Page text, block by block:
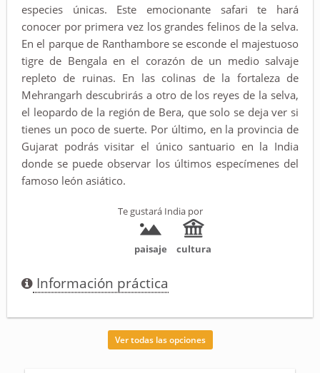
especies únicas. Este emocionante safari te hará
conocer por primera vez los grandes felinos de la selva.
En el parque de Ranthambore se esconde el majestuoso
tigre de Bengala en el corazón de un medio salvaje
repleto de ruinas. En las colinas de la fortaleza de
Mehrangarh descubrirás a otro de los reyes de la selva,
el leopardo de la región de Bera, que solo se deja ver si
tienes un poco de suerte. Por último, en la provincia de
Gujarat podrás visitar el único santuario en la India
donde se puede observar los últimos especímenes del
famoso león asiático.
Te gustará India por
paisaje cultura
Información práctica
Ver todas las opciones